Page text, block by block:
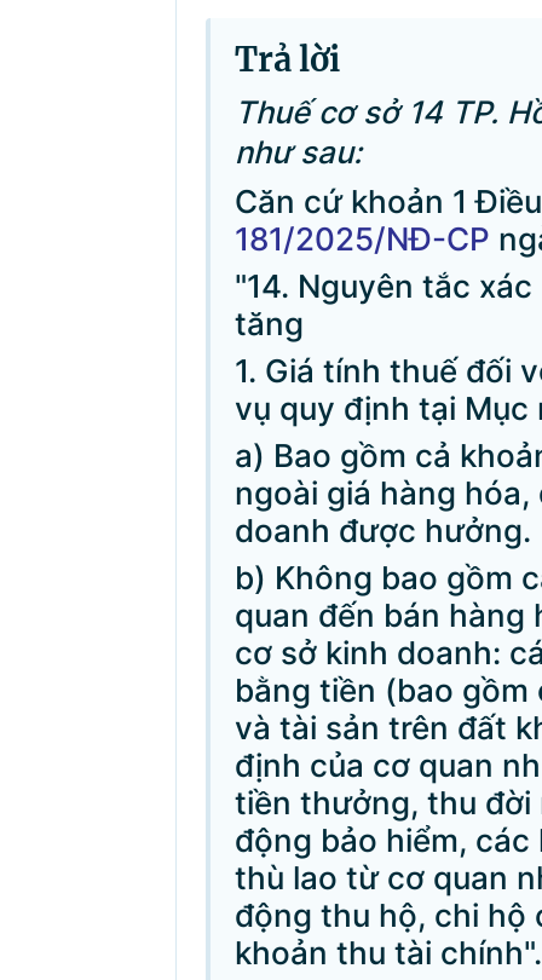
Trả lời
Thuế cơ sở 14 TP.
như sau:
Căn cứ khoản 1
181/2025/NĐ-CP
"14. Nguyên tắc
tăng
1. Giá tính thuế đối
vụ quy định tại Mục
a) Bao gồm cả
ngoài giá hàng
doanh được hưởng.
b) Không bao gồm
quan đến bán hàng
cơ sở kinh doanh:
bằng tiền (bao
và tài sản trên đất
định của cơ quan
tiền thưởng, thu
động bảo hiểm,
thù lao từ cơ quan
động thu hộ, chi hộ
khoản thu tài chính".